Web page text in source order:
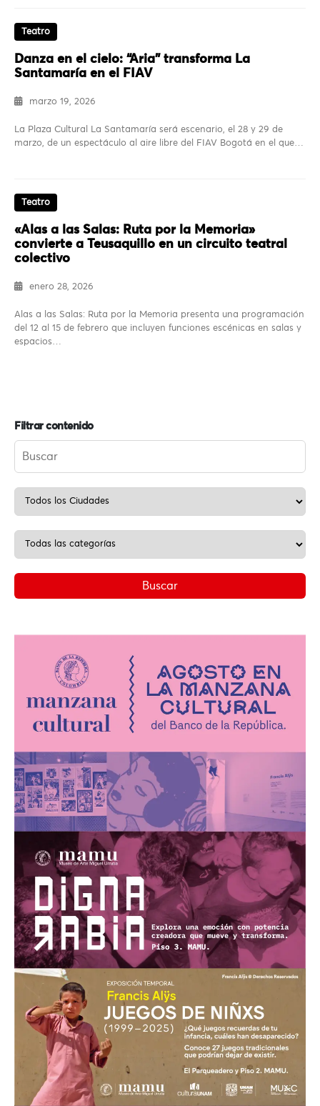
Teatro
Danza en el cielo: “Aria” transforma La
Santamaría en el FIAV
marzo 19, 2026
La Plaza Cultural La Santamaría será escenario, el 28 y 29 de
marzo, de un espectáculo al aire libre del FIAV Bogotá en el que…
Teatro
«Alas a las Salas: Ruta por la Memoria»
convierte a Teusaquillo en un circuito teatral
colectivo
enero 28, 2026
Alas a las Salas: Ruta por la Memoria presenta una programación
del 12 al 15 de febrero que incluyen funciones escénicas en salas y
espacios…
Filtrar contenido